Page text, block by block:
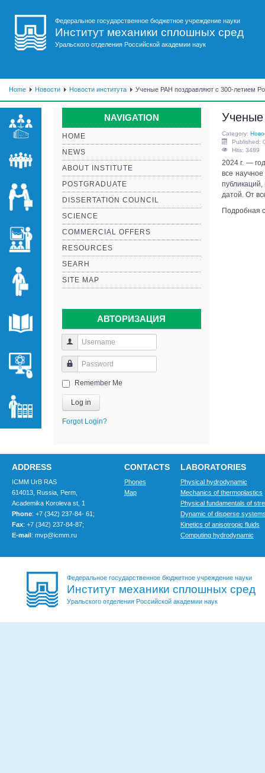
Федеральное государственное бюджетное учреждение науки
Институт механики сплошных сред
Уральского отделения Российской академии наук
Home Новости Новости института Ученые РАН поздравляют с 300-летием
NAVIGATION
HOME
NEWS
ABOUT INSTITUTE
POSTGRADUATE
DISSERTATION COUNCIL
SCIENCE
COMMERCIAL OFFERS
RESOURCES
SEARH
SITE MAP
АВТОРИЗАЦИЯ
Remember Me
Log in
Forgot Login?
Ученые
Category:
Published:
Hits: 3489
2024 г. ―
все
датой. От
Подробная
ADDRESS
ICMM UrB RAS
614013, Russia, Perm,
Academika Koroleva st, 1
Phone: +7 (342) 237-84- 61;
Fax: +7 (342) 237-84-87;
E-mail: mvp@icmm.ru
CONTACTS
Phones
Map
LABORATORIES
Physical hydrodynamic
Mechanics of thermoplastics
Physical fundamentals of
Dynamic of disperse
Kinetics of anisotropic fluids
Computing hydrodynamic
Федеральное государственное бюджетное учреждение науки
Институт механики сплошных сред
Уральского отделения Российской академии наук